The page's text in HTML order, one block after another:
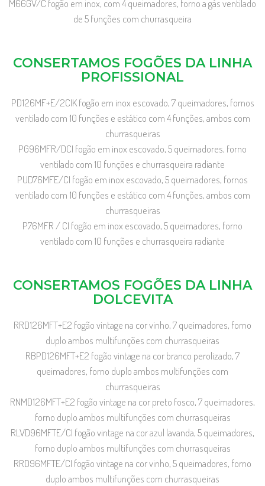
M66GV/C fogão em inox, com 4 queimadores, forno a gás ventilado
de 5 funções com churrasqueira
CONSERTAMOS FOGÕES DA LINHA
PROFISSIONAL
PD126MF+E/2CIK fogão em inox escovado, 7 queimadores, fornos
ventilado com 10 funções e estático com 4 funções, ambos com
churrasqueiras
PG96MFR/DCI fogão em inox escovado, 5 queimadores, forno
ventilado com 10 funções e churrasqueira radiante
PUD76MFE/CI fogão em inox escovado, 5 queimadores, fornos
ventilado com 10 funções e estático com 4 funções, ambos com
churrasqueiras
P76MFR / CI fogão em inox escovado, 5 queimadores, forno
ventilado com 10 funções e churrasqueira radiante
CONSERTAMOS FOGÕES DA LINHA
DOLCEVITA
RRD126MFT+E2 fogão vintage na cor vinho, 7 queimadores, forno
duplo ambos multifunções com churrasqueiras
RBPD126MFT+E2 fogão vintage na cor branco perolizado, 7
queimadores, forno duplo ambos multifunções com
churrasqueiras
RNMD126MFT+E2 fogão vintage na cor preto fosco, 7 queimadores,
forno duplo ambos multifunções com churrasqueiras
RLVD96MFTE/CI fogão vintage na cor azul lavanda, 5 queimadores,
forno duplo ambos multifunções com churrasqueiras
RRD96MFTE/CI fogão vintage na cor vinho, 5 queimadores, forno
duplo ambos multifunções com churrasqueiras